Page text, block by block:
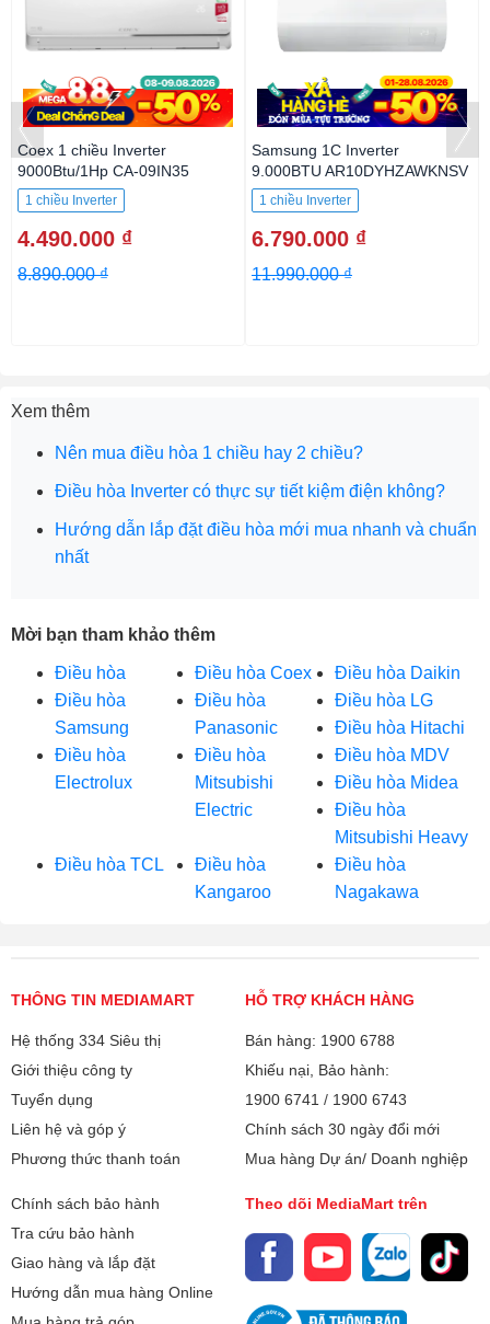
Coex 1 chiều Inverter
9000Btu/1Hp CA-09IN35
1 chiều Inverter
4.490.000 ₫
8.890.000 ₫
Samsung 1C Inverter
9.000BTU AR10DYHZAWKNSV
1 chiều Inverter
6.790.000 ₫
11.990.000 ₫
Xem thêm
Nên mua điều hòa 1 chiều hay 2 chiều?
Điều hòa Inverter có thực sự tiết kiệm điện không?
Hướng dẫn lắp đặt điều hòa mới mua nhanh và chuẩn
nhất
Mời bạn tham khảo thêm
Điều hòa Điều hòa Coex
Điều hòa Daikin
Điều hòa
Samsung
Điều hòa
Panasonic
Điều hòa LG
Điều hòa Hitachi
Điều hòa
Electrolux
Điều hòa
Mitsubishi
Electric
Điều hòa MDV
Điều hòa Midea
Điều hòa
Mitsubishi Heavy
Điều hòa TCL
Điều hòa
Kangaroo
Điều hòa
Nagakawa
THÔNG TIN MEDIAMART
Hệ thống 334 Siêu thị
Giới thiệu công ty
Tuyển dụng
Liên hệ và góp ý
Phương thức thanh toán
HỖ TRỢ KHÁCH HÀNG
Bán hàng: 1900 6788
Khiếu nại, Bảo hành:
1900 6741 / 1900 6743
Chính sách 30 ngày đổi mới
Mua hàng Dự án/ Doanh nghiệp
Chính sách bảo hành
Tra cứu bảo hành
Giao hàng và lắp đặt
Hướng dẫn mua hàng Online
Theo dõi MediaMart trên